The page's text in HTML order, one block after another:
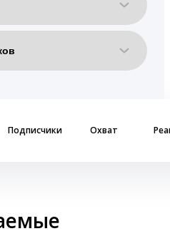
Подписчики Охват